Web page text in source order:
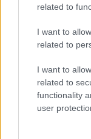
related to
I want to
related to
I want to
related to
functionality
user
Τουρκία:
με το PKK,
αναστολή
5/08/2026 - 4:30μμ